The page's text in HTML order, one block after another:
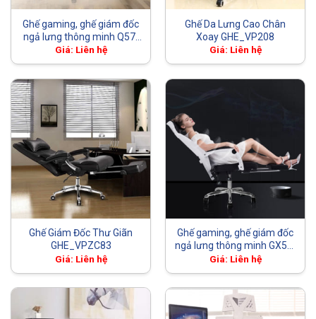
Ghế gaming, ghế giám đốc
ngả lưng thông minh Q57-
Xanh Lá
Giá: Liên hệ
Ghế Da Lưng Cao Chân
Xoay GHE_VP208
Giá: Liên hệ
Ghế Giám Đốc Thư Giãn
GHE_VPZC83
Giá: Liên hệ
Ghế gaming, ghế giám đốc
ngả lưng thông minh GX57-
Trắng
Giá: Liên hệ